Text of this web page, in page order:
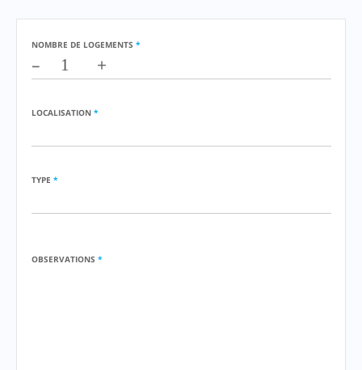
NOMBRE DE LOGEMENTS *
– +
LOCALISATION *
TYPE *
OBSERVATIONS *